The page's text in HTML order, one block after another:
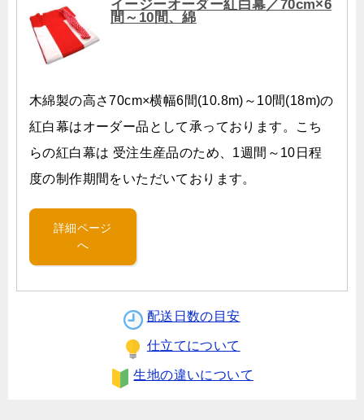
イージーオーダー紅白幕／70cm×6
間～10間、綿
木綿製の高さ70cm×横幅6間(10.8m)～10間(18m)の
紅白幕はオーダー品として承っております。こち
らの紅白幕は 受注生産品のため、1週間～10日程
度の制作期間をいただいております。
詳細ページ
へ
配送日数の目安
仕立てについて
生地の違いについて